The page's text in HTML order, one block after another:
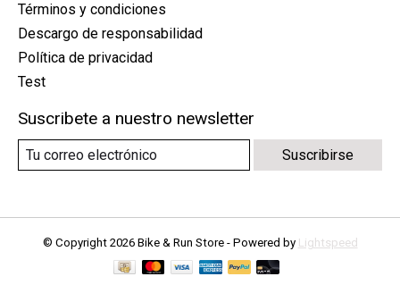
Términos y condiciones
Descargo de responsabilidad
Política de privacidad
Test
Suscribete a nuestro newsletter
Suscribirse
© Copyright 2026 Bike & Run Store - Powered by Lightspeed